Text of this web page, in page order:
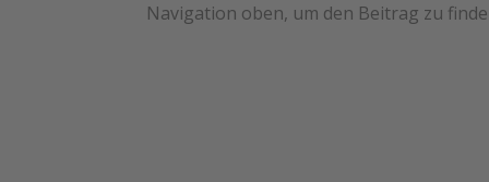
Navigation oben, um den Beitrag zu